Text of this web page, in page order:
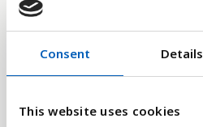
Consent Details
This website uses cookies